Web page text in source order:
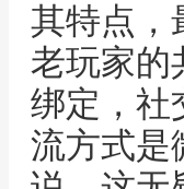
其特点，
老玩家的
绑定，社
流方式是